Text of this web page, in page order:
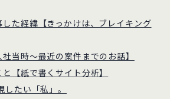
た経緯【きっかけは、ブレイキング
当時～最近の案件までのお話】
【紙で書くサイト分析】
たい「私」。